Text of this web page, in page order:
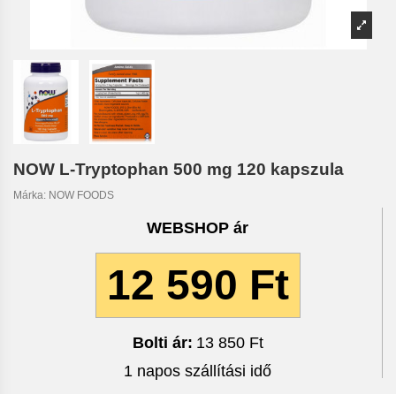
NOW L-Tryptophan 500 mg 120 kapszula
Márka: NOW FOODS
WEBSHOP ár
12 590 Ft
Bolti ár: 13 850 Ft
1 napos szállítási idő